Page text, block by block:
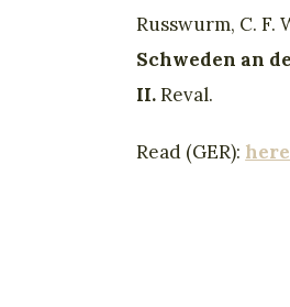
Russwurm, C. F.
Schweden an
II.Reval.
Read (GER): here